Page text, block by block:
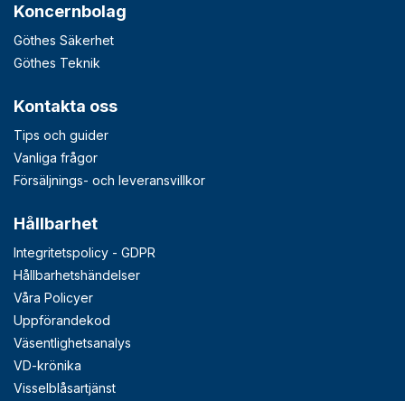
Koncernbolag
Göthes Säkerhet
Göthes Teknik
Kontakta oss
Tips och guider
Vanliga frågor
Försäljnings- och leveransvillkor
Hållbarhet
Integritetspolicy - GDPR
Hållbarhetshändelser
Våra Policyer
Uppförandekod
Väsentlighetsanalys
VD-krönika
Visselblåsartjänst